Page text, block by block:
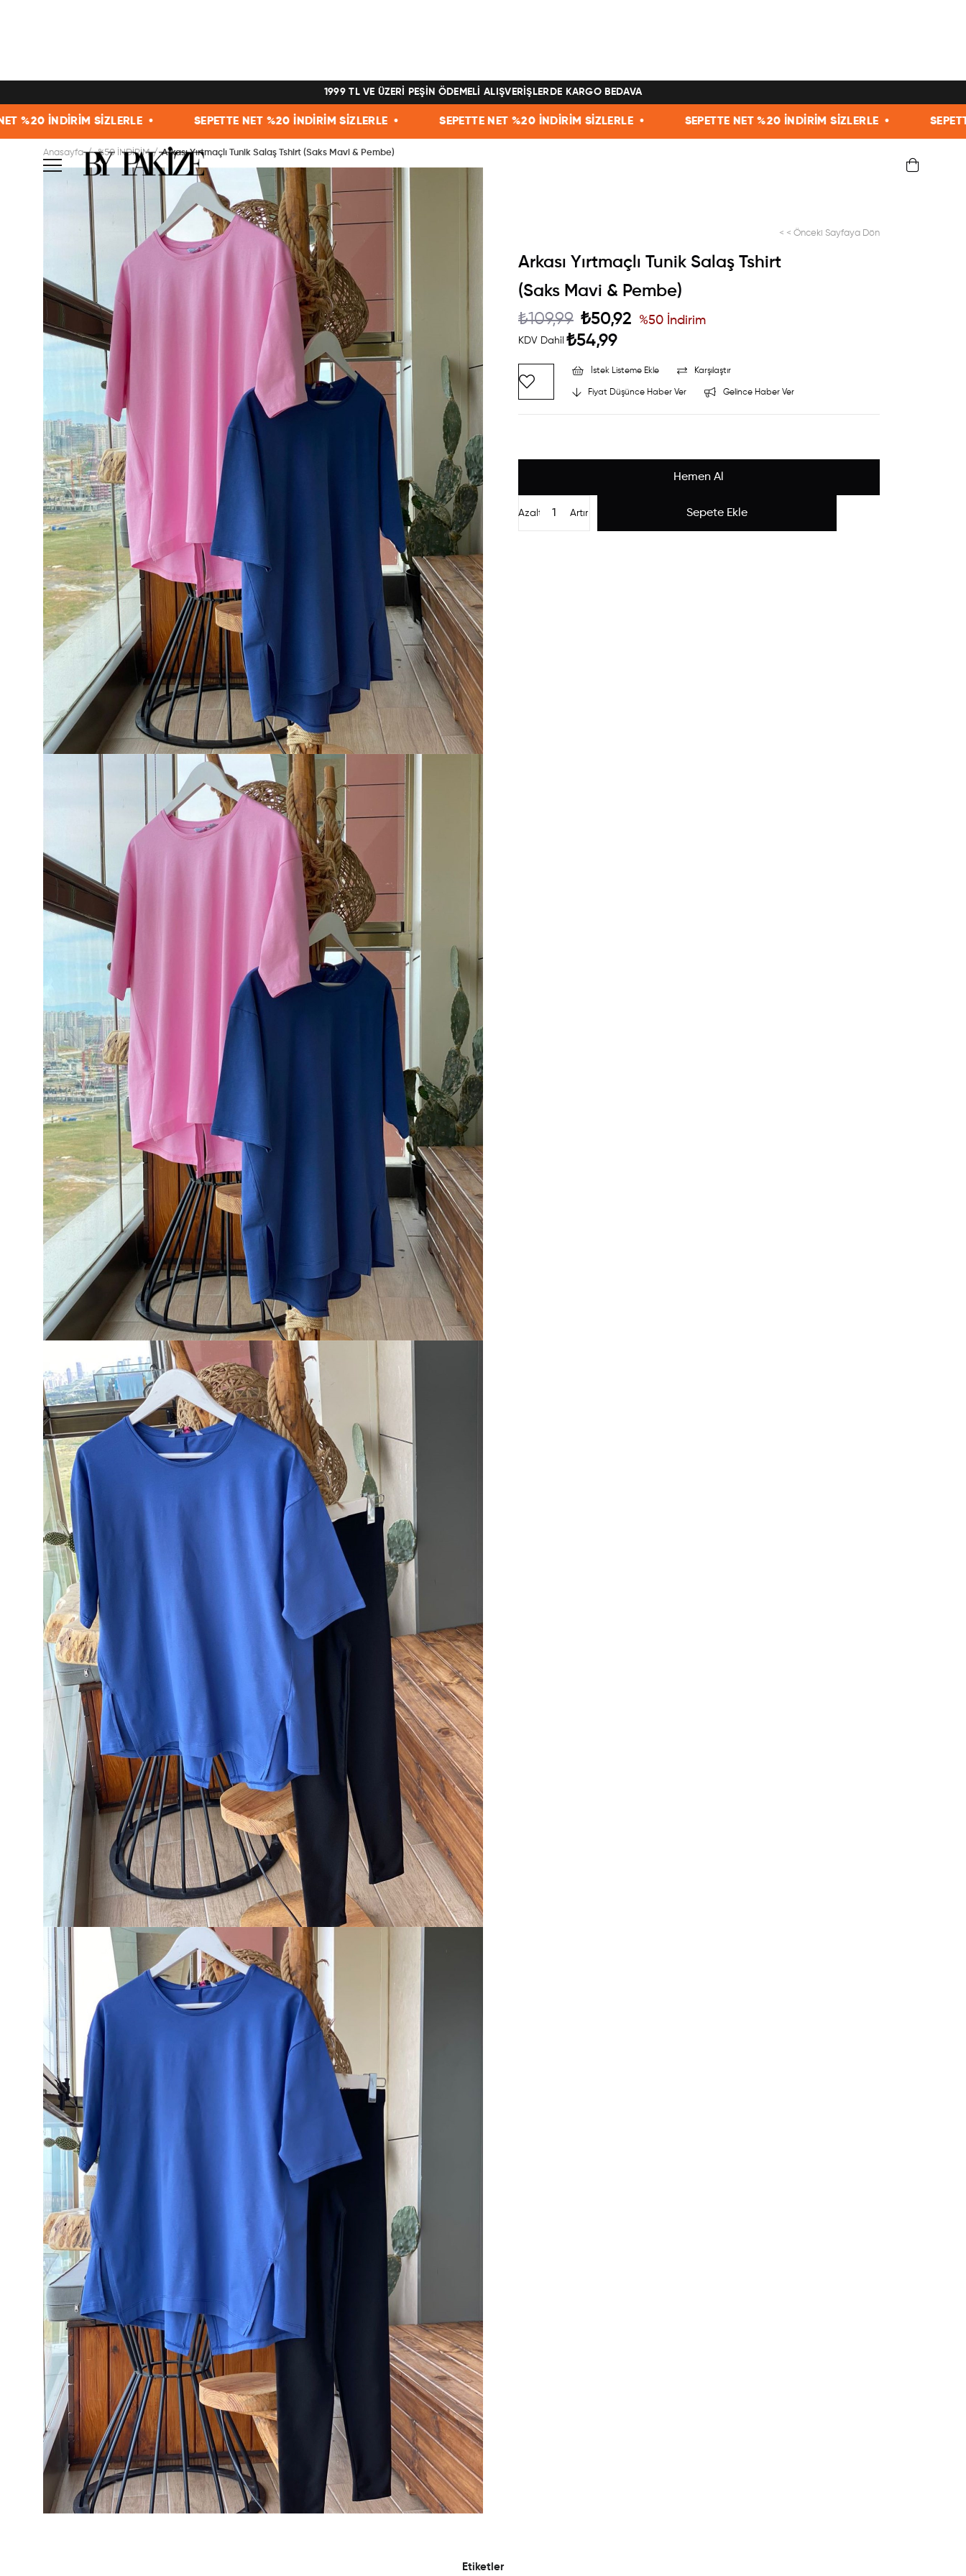
1999 TL VE ÜZERİ PEŞİN ÖDEMELİ ALIŞVERİŞLERDE KARGO BEDAVA
• SEPETTE NET %20 İNDİRİM SİZLERLE • SEPETTE NET %20 İNDİRİM SİZLERLE • SEPETTE NET %20 İNDİRİM SİZLERLE • SEPETTE NET %20
Anasayfa %50 İNDİRİM Arkası Yırtmaçlı Tunik Salaş Tshirt (Saks Mavi & Pembe)
< < Önceki Sayfaya Dön
Arkası Yırtmaçlı Tunik Salaş Tshirt
(Saks Mavi & Pembe)
₺109,99 ₺50,92
KDV Dahil ₺54,99
%50İndirim
İstek Listeme Ekle Karşılaştır
Fiyat Düşünce Haber Ver Gelince Haber Ver
Artır
Azalt
Etiketler